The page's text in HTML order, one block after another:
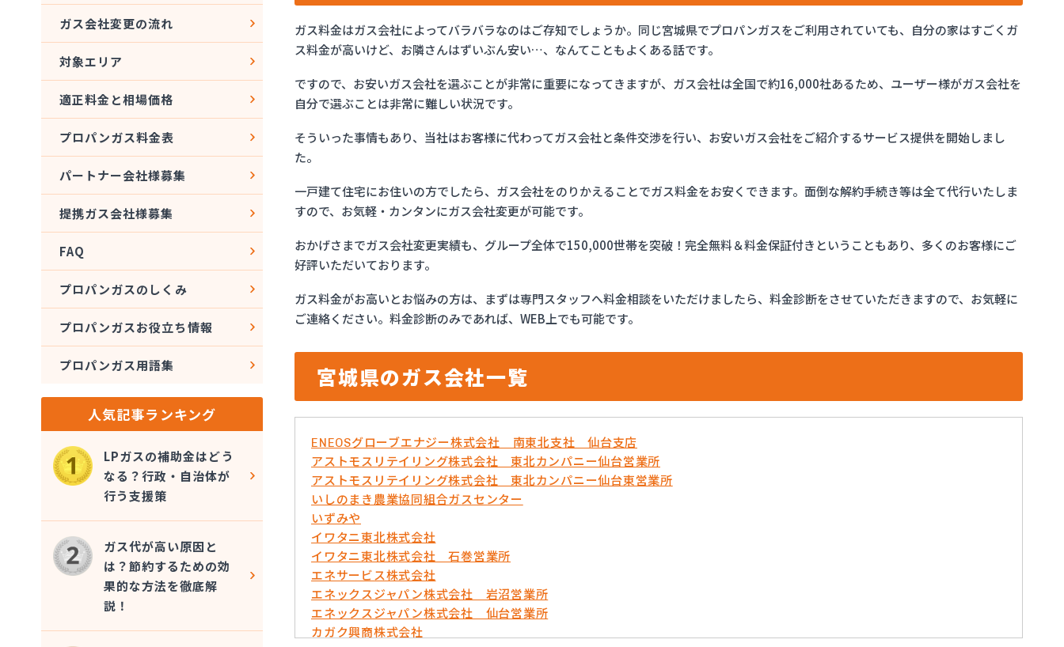
ガス料金はガス会社によってバラバラなのはご存知でしょうか。同じ宮城県でプロパンガスをご利用されていても、自分の家はすごくガ
ス料金が高いけど、お隣さんはずいぶん安い…、なんてこともよくある話です。
ですので、お安いガス会社を選ぶことが非常に重要になってきますが、ガス会社は全国で約16,000社あるため、ユーザー様がガス会社を
自分で選ぶことは非常に難しい状況です。
そういった事情もあり、当社はお客様に代わってガス会社と条件交渉を行い、お安いガス会社をご紹介するサービス提供を開始しまし
た。
一戸建て住宅にお住いの方でしたら、ガス会社をのりかえることでガス料金をお安くできます。面倒な解約手続き等は全て代行いたしま
すので、お気軽・カンタンにガス会社変更が可能です。
おかげさまでガス会社変更実績も、グループ全体で150,000世帯を突破！完全無料＆料金保証付きということもあり、多くのお客様にご
好評いただいております。
ガス料金がお高いとお悩みの方は、まずは専門スタッフへ料金相談をいただけましたら、料金診断をさせていただきますので、お気軽に
ご連絡ください。料金診断のみであれば、WEB上でも可能です。
宮城県のガス会社一覧
ENEOSグローブエナジー株式会社 南東北支社 仙台支店
アストモスリテイリング株式会社 東北カンパニー仙台営業所
アストモスリテイリング株式会社 東北カンパニー仙台東営業所
いしのまき農業協同組合ガスセンター
いずみや
イワタニ東北株式会社
イワタニ東北株式会社 石巻営業所
エネサービス株式会社
エネックスジャパン株式会社 岩沼営業所
エネックスジャパン株式会社 仙台営業所
カガク興商株式会社
ガス会社変更の流れ
対象エリア
適正料金と相場価格
プロパンガス料金表
パートナー会社様募集
提携ガス会社様募集
FAQ
プロパンガスのしくみ
プロパンガスお役立ち情報
プロパンガス用語集
人気記事ランキング
LPガスの補助金はどう
なる？行政・自治体が
行う支援策
ガス代が高い原因と
は？節約するための効
果的な方法を徹底解
説！